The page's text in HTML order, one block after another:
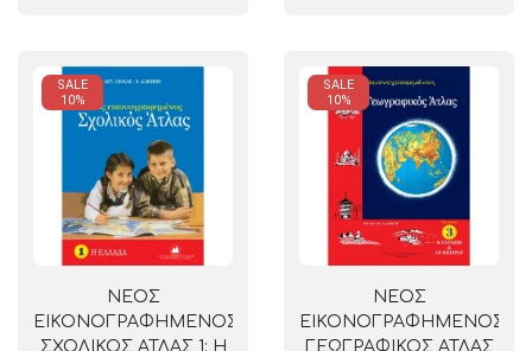
SALE
10%
ΝΕΟΣ
ΕΙΚΟΝΟΓΡΑΦΗΜΕΝΟΣ
ΣΧΟΛΙΚΟΣ ΑΤΛΑΣ 1: Η
SALE
10%
ΝΕΟΣ
ΕΙΚΟΝΟΓΡΑΦΗΜΕΝΟΣ
ΓΕΩΓΡΑΦΙΚΟΣ ΑΤΛΑΣ